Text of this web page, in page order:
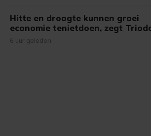
Hitte en droogte kunnen groei
economie tenietdoen, zegt
6 uur geleden